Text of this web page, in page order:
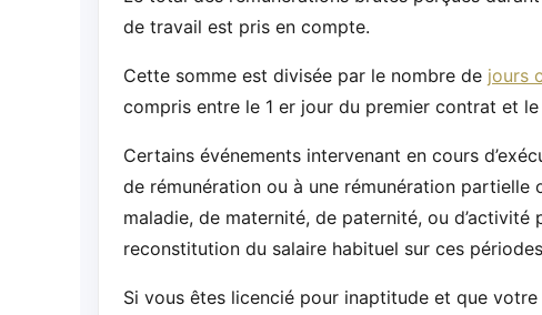
de travail est pris en compte.
Cette somme est divisée par le nombre de jours
compris entre le 1 er jour du premier contrat et
Certains événements intervenant en cours
de rémunération ou à une rémunération partielle
maladie, de maternité, de paternité, ou
reconstitution du salaire habituel sur ces
Si vous êtes licencié pour inaptitude et que